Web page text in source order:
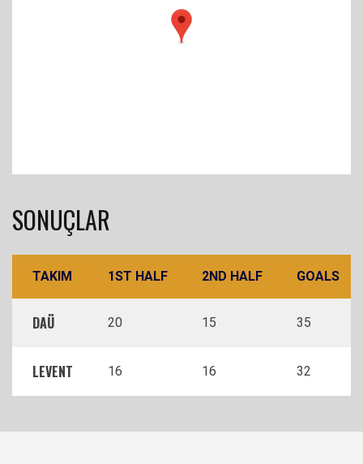
SONUÇLAR
TAKIM 1ST HALF 2ND HALF GOALS
DAÜ 20 15 35
LEVENT 16 16 32